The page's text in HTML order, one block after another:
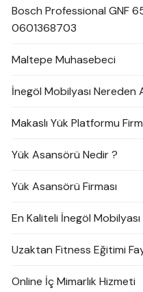
Bosch Professional GNF
0601368703
Maltepe Muhasebeci
İnegöl Mobilyası Nereden
Makaslı Yük Platformu
Yük Asansörü Nedir ?
Yük Asansörü Firması
En Kaliteli İnegöl Mobilyası
Uzaktan Fitness Eğitimi
Online İç Mimarlık Hizmeti